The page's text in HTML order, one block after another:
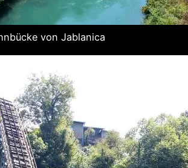
von Jablanica